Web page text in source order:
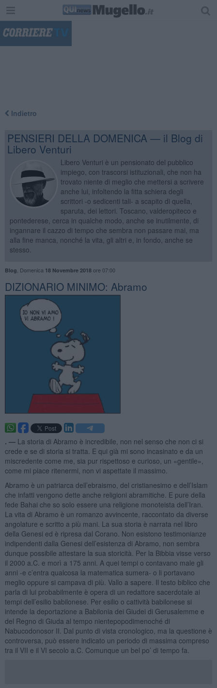
Indietro
PENSIERI DELLA DOMENICA — il Blog di
Libero Venturi
Libero Venturi è un pensionato del pubblico
impiego, con trascorsi istituzionali, che non ha
trovato niente di meglio che mettersi a scrivere
anche lui, infoltendo la fitta schiera degli
scrittori -o sedicenti tali- a scapito di quella,
sparuta, dei lettori. Toscano, valderopiteco e
pontederese, cerca in qualche modo, anche se inutilmente, di
ingannare il cazzo di tempo che sembra non passare mai, ma
alla fine manca, nonché la vita, gli altri e, in fondo, anche se
stesso.
Blog Domenica 18 Novembre 2018ore 07:00
DIZIONARIO MINIMO: Abramo
. — La storia di Abramo è incredibile, non nel senso che non ci si
crede e se di storia si tratta. E qui già mi sono incasinato e da un
miscredente come me, sia pur rispettoso e curioso, un «gentile»,
come mi piace ritenermi, non vi aspettate il massimo.
Abramo è un patriarca dell’ebraismo, del cristianesimo e dell’Islam
che infatti vengono dette anche religioni abramitiche. E pure della
fede Bahai che so solo essere una religione monoteista dell’Iran.
La vita di Abramo è un romanzo avvincente, raccontato da diverse
angolature e scritto a più mani. La sua storia è narrata nel libro
della Genesi ed è ripresa dal Corano. Non esistono testimonianze
indipendenti dalla Genesi dell’esistenza di Abramo, non sembra
dunque possibile attestare la sua storicità. Per la Bibbia visse verso
il 2000 a.C. e morì a 175 anni. A quei tempi o contavano male gli
anni -e c’entra qualcosa la matematica sumera- o li portavano
meglio oppure si campava di più. Vallo a sapere. Il testo biblico che
parla di lui probabilmente è opera di un redattore sacerdotale ai
tempi dell’esilio babilonese. Per esilio o cattività babilonese si
intende la deportazione a Babilonia dei Giudei di Gerusalemme e
del Regno di Giuda al tempo nientepopodimenoché di
Nabucodonosor II. Dal punto di vista cronologico, ma la questione è
controversa, può essere indicato un periodo di massima compreso
tra il VII e il VI secolo a.C. Comunque un bel po’ di tempo fa.